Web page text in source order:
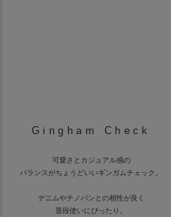
Gingham Check
可愛さとカジュアル感の
バランスがちょうどいいギンガムチェック。
デニムやチノパンとの相性が良く
普段使いにぴったり。